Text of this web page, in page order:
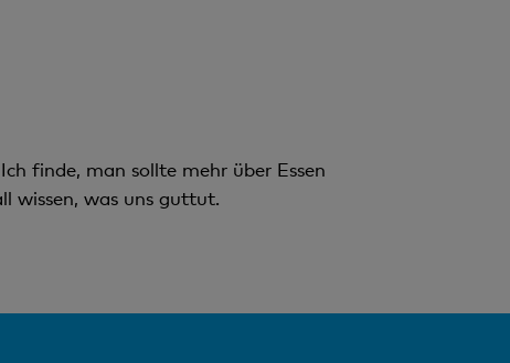
finde, man sollte mehr über Essen
wissen, was uns guttut.